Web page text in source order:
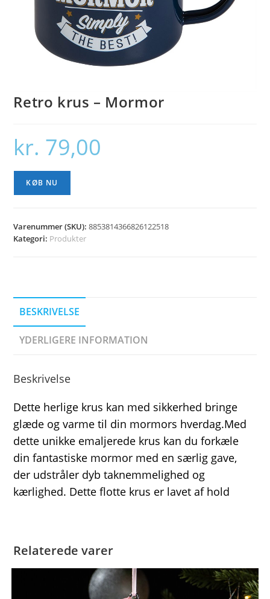
Retro krus – Mormor
kr. 79,00
KØB NU
Varenummer (SKU):8853814366826122518
Kategori: Produkter
BESKRIVELSE
YDERLIGERE INFORMATION
Beskrivelse
Dette herlige krus kan med sikkerhed bringe
glæde og varme til din mormors hverdag.Med
dette unikke emaljerede krus kan du forkæle
din fantastiske mormor med en særlig gave,
der udstråler dyb taknemmelighed og
kærlighed. Dette flotte krus er lavet af hold
Relaterede varer